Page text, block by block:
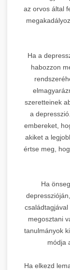
az orvos által
Ha a
habozzon
szeretteinek
a
embereket,
akiket a
értse meg,
Ha
megosztani
tanulmányok
módja
Ha elkezd